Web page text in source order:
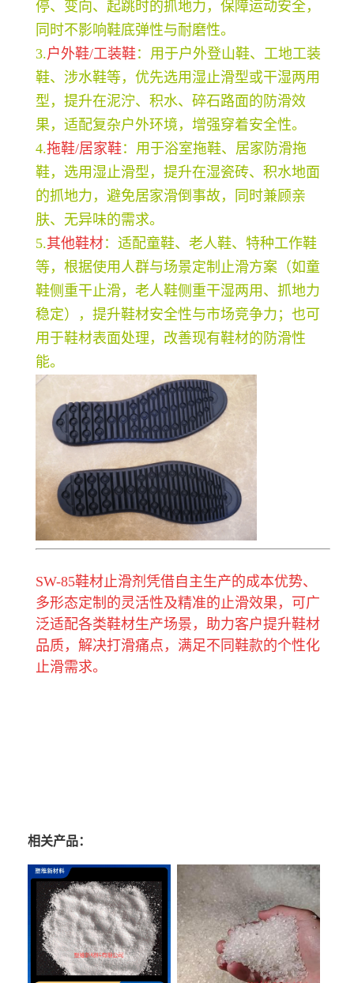
停、变向、起跳时的抓地力，保障运动安全，
同时不影响鞋底弹性与耐磨性。
3.户外鞋/工装鞋 ：用于户外登山鞋、工地工装
鞋、涉水鞋等，优先选用湿止滑型或干湿两用
型，提升在泥泞、积水、碎石路面的防滑效
果，适配复杂户外环境，增强穿着安全性。
4.拖鞋/居家鞋 ：用于浴室拖鞋、居家防滑拖
鞋，选用湿止滑型，提升在湿瓷砖、积水地面
的抓地力，避免居家滑倒事故，同时兼顾亲
肤、无异味的需求。
5.其他鞋材：适配童鞋、老人鞋、特种工作鞋
等，根据使用人群与场景定制止滑方案（如童
鞋侧重干止滑，老人鞋侧重干湿两用、抓地力
稳定），提升鞋材安全性与市场竞争力；也可
用于鞋材表面处理，改善现有鞋材的防滑性
能。
SW-85鞋材止滑剂凭借自主生产的成本优势、
多形态定制的灵活性及精准的止滑效果，可广
泛适配各类鞋材生产场景，助力客户提升鞋材
品质，解决打滑痛点，满足不同鞋款的个性化
止滑需求。
相关产品：